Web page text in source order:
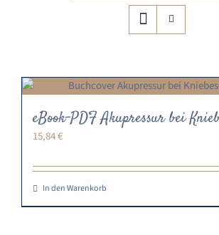
eBook-PDF Akupressur bei
15,84€
In den Warenkorb